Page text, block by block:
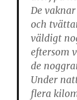
De
och
väldigt
eftersom
de
Under
flera